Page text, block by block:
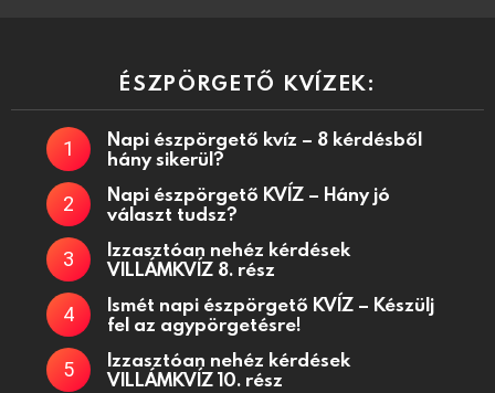
ÉSZPÖRGETŐ KVÍZEK:
Napi észpörgető kvíz – 8 kérdésből
hány sikerül?
Napi észpörgető KVÍZ – Hány jó
választ tudsz?
Izzasztóan nehéz kérdések
VILLÁMKVÍZ 8. rész
Ismét napi észpörgető KVÍZ – Készülj
fel az agypörgetésre!
Izzasztóan nehéz kérdések
VILLÁMKVÍZ 10. rész